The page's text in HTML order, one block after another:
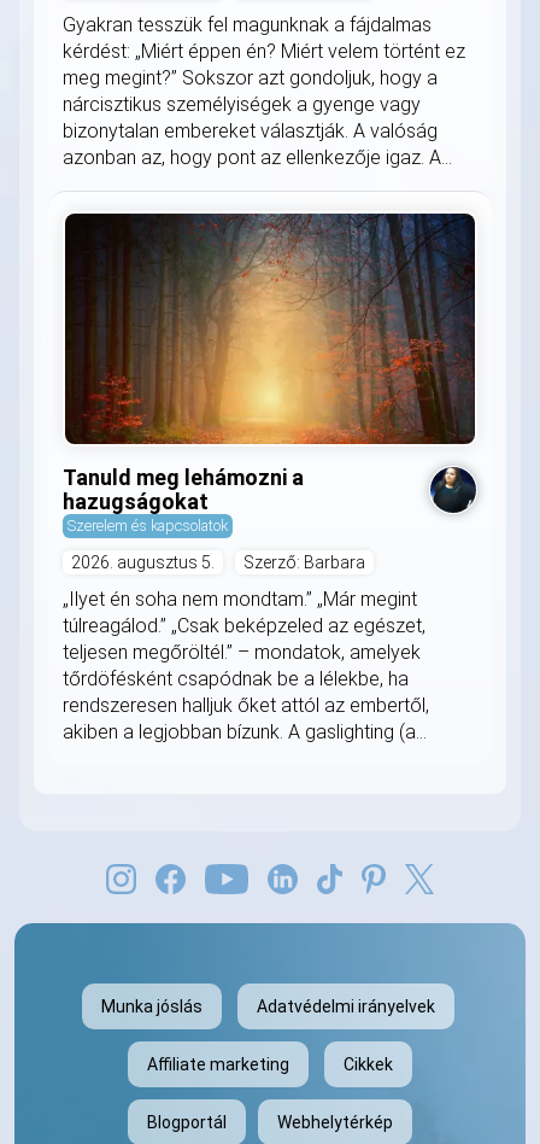
Gyakran tesszük fel magunknak a fájdalmas
kérdést: „Miért éppen én? Miért velem történt ez
meg megint?” Sokszor azt gondoljuk, hogy a
nárcisztikus személyiségek a gyenge vagy
bizonytalan embereket választják. A valóság
azonban az, hogy pont az ellenkezője igaz. A...
Tanuld meg lehámozni a
hazugságokat
Szerelem és kapcsolatok
2026. augusztus 5. Szerző: Barbara
„Ilyet én soha nem mondtam.” „Már megint
túlreagálod.” „Csak beképzeled az egészet,
teljesen megőröltél.” – mondatok, amelyek
tőrdöfésként csapódnak be a lélekbe, ha
rendszeresen halljuk őket attól az embertől,
akiben a legjobban bízunk. A gaslighting (a...
Munka jóslás Adatvédelmi irányelvek
Affiliate marketing Cikkek
Blogportál Webhelytérkép